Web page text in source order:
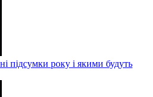
підсумки року і якими будуть